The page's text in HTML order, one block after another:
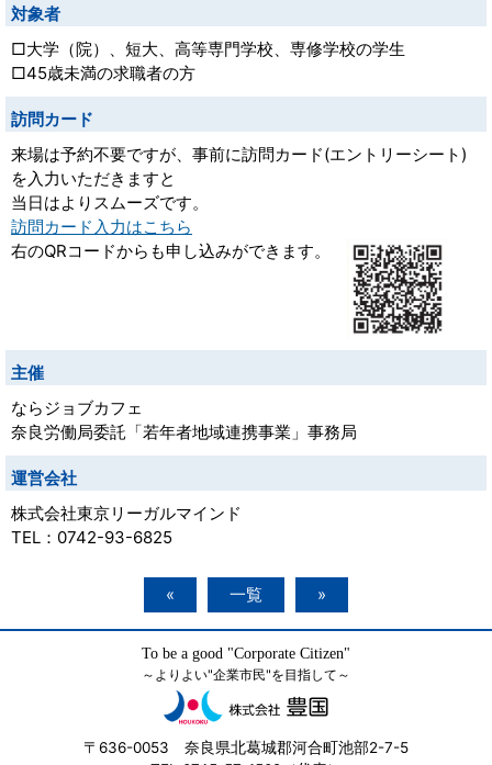
対象者
□大学（院）、短大、高等専門学校、専修学校の学生
□45歳未満の求職者の方
訪問カード
来場は予約不要ですが、事前に訪問カード(エントリーシート)
を入力いただきますと
当日はよりスムーズです。
訪問カード入力はこちら
右のQRコードからも申し込みができます。
主催
ならジョブカフェ
奈良労働局委託「若年者地域連携事業」事務局
運営会社
株式会社東京リーガルマインド
TEL：0742-93-6825
« 一覧 »
To be a good "Corporate Citizen"
～よりよい"企業市民"を目指して～
〒636-0053 奈良県北葛城郡河合町池部2-7-5